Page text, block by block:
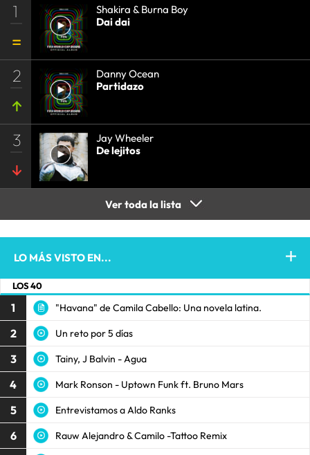
1
Shakira & Burna Boy
Dai dai
2
Danny Ocean
Partidazo
3
Jay Wheeler
De lejitos
Ver toda la lista
LO MÁS VISTO EN...
LOS 40
1 "Havana" de Camila Cabello: Una novela latina.
2 Un reto por 5 días
3 Tainy, J Balvin - Agua
4 Mark Ronson - Uptown Funk ft. Bruno Mars
5 Entrevistamos a Aldo Ranks
6 Rauw Alejandro & Camilo -Tattoo Remix